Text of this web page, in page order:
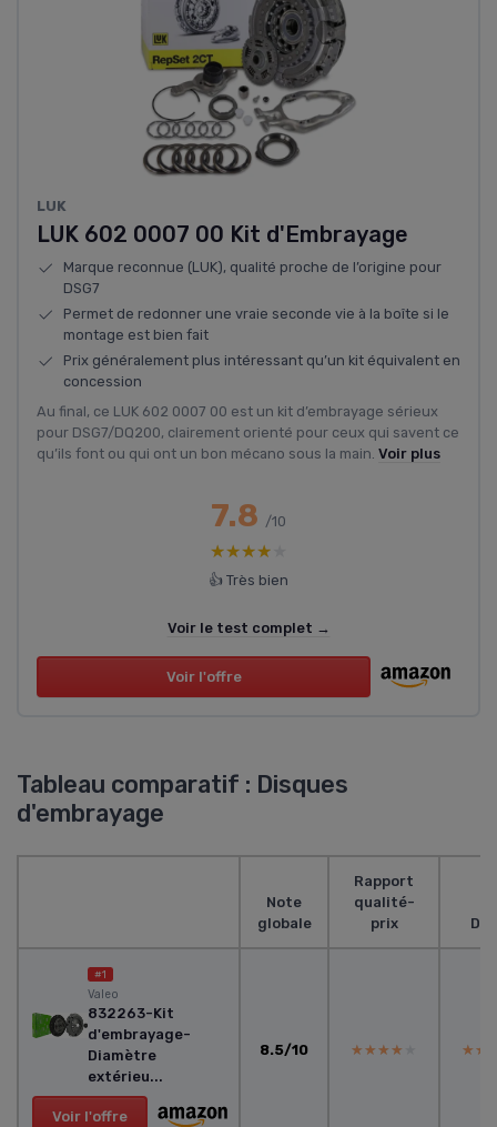
‎LUK
LUK 602 0007 00 Kit d'Embrayage
Marque reconnue (LUK), qualité proche de l’origine pour
DSG7
Permet de redonner une vraie seconde vie à la boîte si le
montage est bien fait
Prix généralement plus intéressant qu’un kit équivalent en
concession
Au final, ce LUK 602 0007 00 est un kit d’embrayage sérieux
pour DSG7/DQ200, clairement orienté pour ceux qui savent ce
qu’ils font ou qui ont un bon mécano sous la main. Voir plus
7.8 /10
★★★★★
★★★★★
👍 Très bien
Voir le test complet →
Voir l'offre
Tableau comparatif : Disques
d'embrayage
Note
globale
Rapport
qualité-
prix
#1
‎Valeo
832263-Kit
d'embrayage-
Diamètre
extérieu...
Voir l'offre
8.5/10 ★★★★★
★★★★★